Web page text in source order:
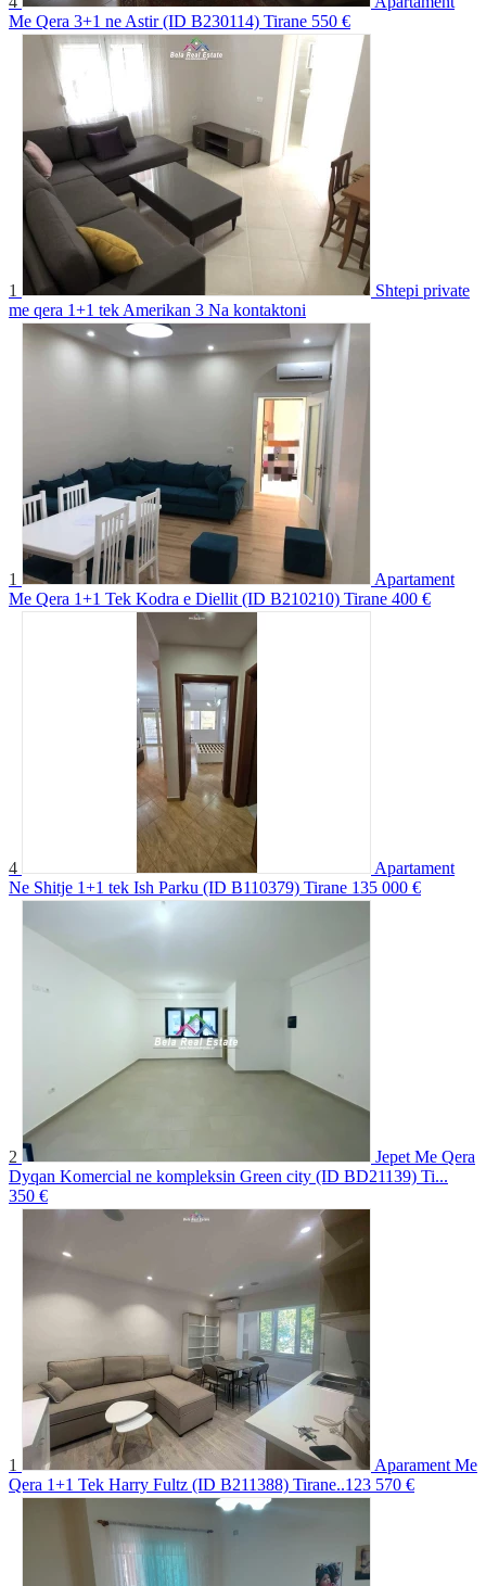
Me Qera 3+1 ne Astir (ID B230114) Tirane 550 €
1
Shtepi private
me qera 1+1 tek Amerikan 3 Na kontaktoni
1
Apartament
Me Qera 1+1 Tek Kodra e Diellit (ID B210210) Tirane 400 €
4
Apartament
Ne Shitje 1+1 tek Ish Parku (ID B110379) Tirane 135 000 €
2
Jepet Me Qera
Dyqan Komercial ne kompleksin Green city (ID BD21139) Ti...
350 €
1
Aparament Me
Qera 1+1 Tek Harry Fultz (ID B211388) Tirane..123 570 €